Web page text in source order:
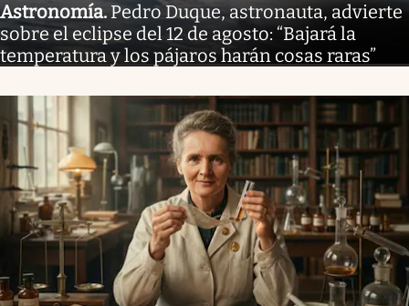
Astronomía. Pedro Duque, astronauta, advierte
sobre el eclipse del 12 de agosto: “Bajará la
temperatura y los pájaros harán cosas raras”